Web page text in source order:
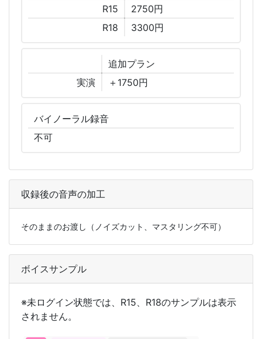
R15
2750円
R18
3300円
追加プラン
実演
＋1750円
バイノーラル録音
不可
収録後の音声の加工
そのままのお渡し（ノイズカット、マスタリング不可）
ボイスサンプル
※未ログイン状態では、R15、R18のサンプルは表示
されません。